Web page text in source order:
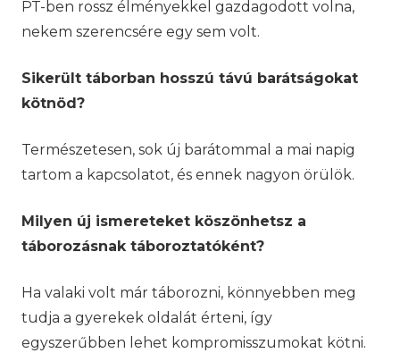
PT-ben rossz élményekkel gazdagodott volna,
nekem szerencsére egy sem volt.
Sikerült táborban hosszú távú barátságokat
kötnöd?
Természetesen, sok új barátommal a mai napig
tartom a kapcsolatot, és ennek nagyon örülök.
Milyen új ismereteket köszönhetsz a
táborozásnak táboroztatóként?
Ha valaki volt már táborozni, könnyebben meg
tudja a gyerekek oldalát érteni, így
egyszerűbben lehet kompromisszumokat kötni.